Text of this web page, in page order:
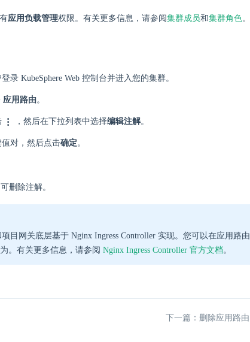
应用负载管理权限。有关更多信息，请参阅集群成员和集群角色。
录 KubeSphere Web 控制台并进入您的集群。
应用路由。
，然后在下拉列表中选择编辑注解。
对，然后点击确定。
可删除注解。
项目网关底层基于 Nginx Ingress Controller 实现。您可以在应用路由
。有关更多信息，请参阅 Nginx Ingress Controller 官方文档。
下一篇：删除应用路由